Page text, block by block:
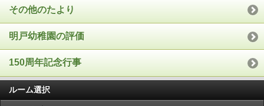
その他のたより
明戸幼稚園の評価
150周年記念行事
ルーム選択